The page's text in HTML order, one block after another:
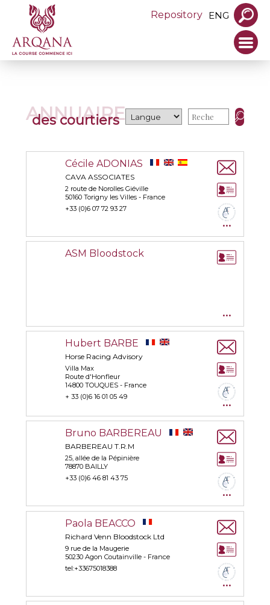
Repository ENG
ANNUAIRE
des courtiers
Cécile ADONIAS
CAVA ASSOCIATES
2 route de Norolles Giéville
50160 Torigny les Villes - France
+33 (0)6 07 72 93 27
...
ASM Bloodstock
...
Hubert BARBE
Horse Racing Advisory
Villa Max
Route d'Honfleur
14800 TOUQUES - France
+ 33 (0)6 16 01 05 49
...
Bruno BARBEREAU
BARBEREAU T.R.M
25, allée de la Pépinière
78870 BAILLY
+33 (0)6 46 81 43 75
...
Paola BEACCO
Richard Venn Bloodstock Ltd
9 rue de la Maugerie
50230 Agon Coutainville - France
tel:+33675018388
...